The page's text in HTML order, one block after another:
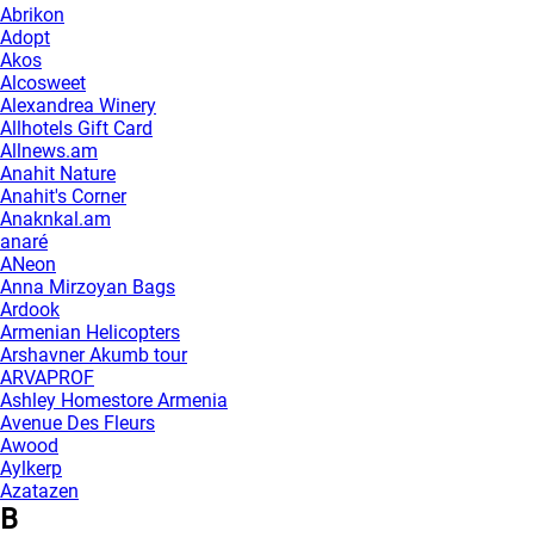
Abrikon
Adopt
Akos
Alcosweet
Alexandrea Winery
Allhotels Gift Card
Allnews.am
Anahit Nature
Anahit's Corner
Anaknkal.am
anaré
ANeon
Anna Mirzoyan Bags
Ardook
Armenian Helicopters
Arshavner Akumb tour
ARVAPROF
Ashley Homestore Armenia
Avenue Des Fleurs
Awood
Aylkerp
Azatazen
B